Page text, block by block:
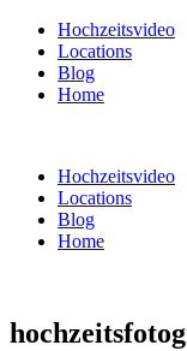
Hochzeitsvideo
Locations
Blog
Home
Hochzeitsvideo
Locations
Blog
Home